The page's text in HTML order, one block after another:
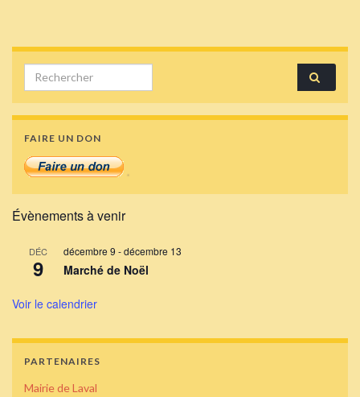
Search for:
FAIRE UN DON
Évènements à venir
DÉC
9
décembre 9 -décembre 13
Marché de Noël
Voir le calendrier
PARTENAIRES
Mairie de Laval